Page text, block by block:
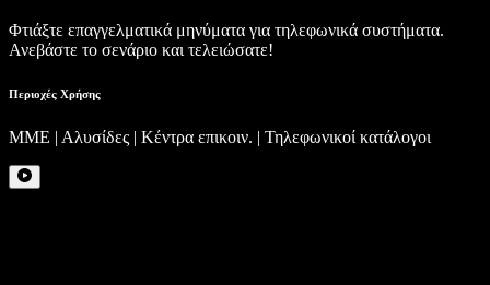
Φτιάξτε επαγγελματικά μηνύματα για τηλεφωνικά συστήματα.
Ανεβάστε το σενάριο και τελειώσατε!
Περιοχές Χρήσης
ΜΜΕ | Αλυσίδες | Κέντρα επικοιν. | Τηλεφωνικοί κατάλογοι